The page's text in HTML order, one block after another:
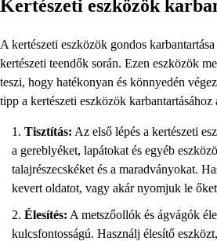
Kertészeti eszközök
A kertészeti eszközök gondos
kertészeti teendők során. Ezen eszközök
teszi, hogy hatékonyan és könnyedén
tipp a kertészeti eszközök karbantartásához
Tisztítás: Az első lépés a kertészeti
a gereblyéket, lapátokat és egyéb
talajrészecskéket és a maradványokat.
kevert oldatot, vagy akár nyomjuk le
Élesítés: A metszőollók és ágvágók
kulcsfontosságú. Használj élesítő